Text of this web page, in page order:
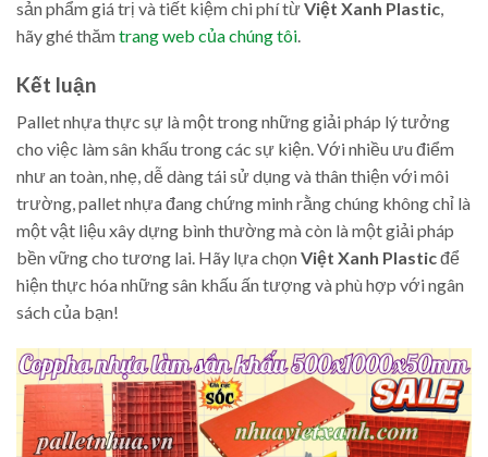
sản phẩm giá trị và tiết kiệm chi phí từViệt Xanh Plastic,
hãy ghé thămtrang web của chúng tôi.
Kết luận
Pallet nhựa thực sự là một trong những giải pháp lý tưởng
cho việc làm sân khấu trong các sự kiện. Với nhiều ưu điểm
như an toàn, nhẹ, dễ dàng tái sử dụng và thân thiện với môi
trường, pallet nhựa đang chứng minh rằng chúng không chỉ là
một vật liệu xây dựng bình thường mà còn là một giải pháp
bền vững cho tương lai. Hãy lựa chọnViệt Xanh Plasticđể
hiện thực hóa những sân khấu ấn tượng và phù hợp với ngân
sách của bạn!